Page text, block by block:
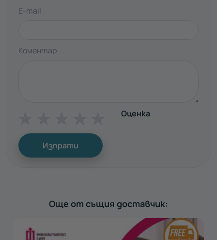
E-mail
Коментар
Оценка
Изпрати
Още от същия доставчик: